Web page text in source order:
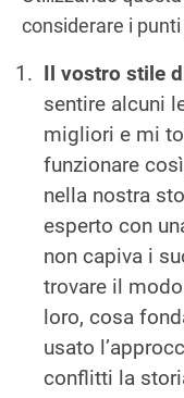
considerare i
Il vostro stile
sentire alcuni
migliori e mi
funzionare
nella nostra
esperto con
non capiva i
trovare il
loro, cosa
usato
conflitti la